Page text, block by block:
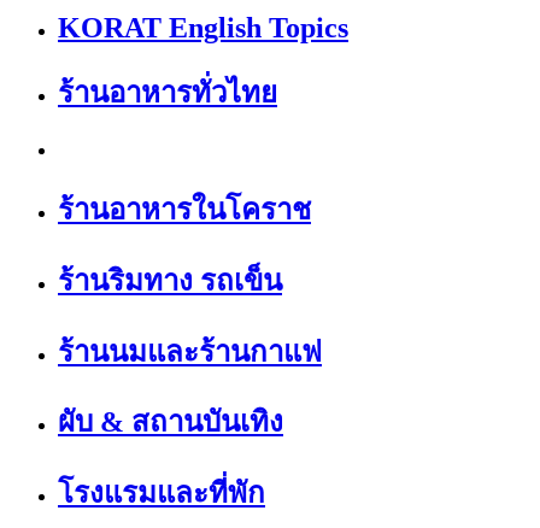
KORAT English Topics
ร้านอาหารทั่วไทย
ร้านอาหารในโคราช
ร้านริมทาง รถเข็น
ร้านนมและร้านกาแฟ
ผับ & สถานบันเทิง
โรงแรมและที่พัก